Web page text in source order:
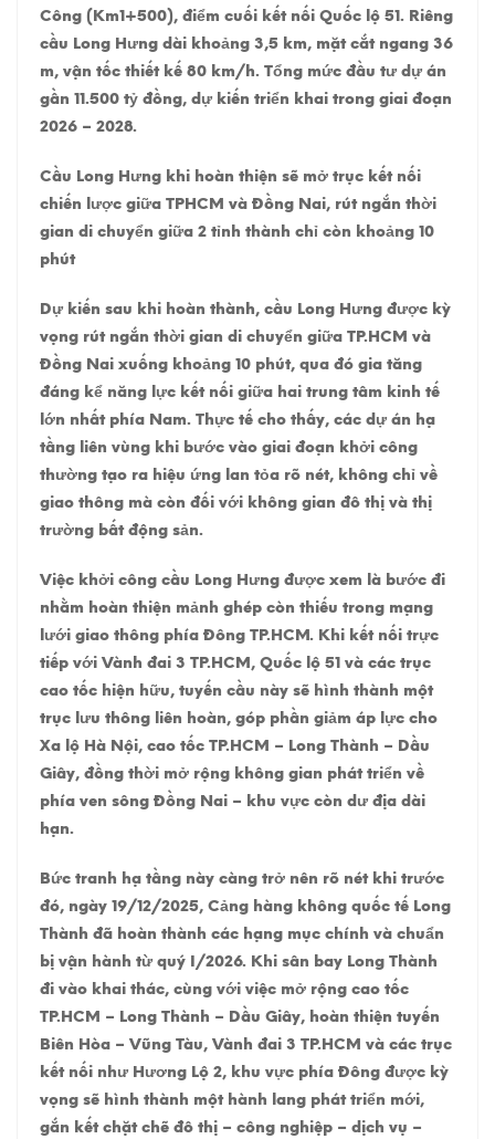
Công (Km1+500), điểm cuối kết nối Quốc lộ 51. Riêng
cầu Long Hưng dài khoảng 3,5 km, mặt cắt ngang 36
m, vận tốc thiết kế 80 km/h. Tổng mức đầu tư dự án
gần 11.500 tỷ đồng, dự kiến triển khai trong giai đoạn
2026 – 2028.
Cầu Long Hưng khi hoàn thiện sẽ mở trục kết nối
chiến lược giữa TPHCM và Đồng Nai, rút ngắn thời
gian di chuyển giữa 2 tỉnh thành chỉ còn khoảng 10
phút
Dự kiến sau khi hoàn thành, cầu Long Hưng được kỳ
vọng rút ngắn thời gian di chuyển giữa TP.HCM và
Đồng Nai xuống khoảng 10 phút, qua đó gia tăng
đáng kể năng lực kết nối giữa hai trung tâm kinh tế
lớn nhất phía Nam. Thực tế cho thấy, các dự án hạ
tầng liên vùng khi bước vào giai đoạn khởi công
thường tạo ra hiệu ứng lan tỏa rõ nét, không chỉ về
giao thông mà còn đối với không gian đô thị và thị
trường bất động sản.
Việc khởi công cầu Long Hưng được xem là bước đi
nhằm hoàn thiện mảnh ghép còn thiếu trong mạng
lưới giao thông phía Đông TP.HCM. Khi kết nối trực
tiếp với Vành đai 3 TP.HCM, Quốc lộ 51 và các trục
cao tốc hiện hữu, tuyến cầu này sẽ hình thành một
trục lưu thông liên hoàn, góp phần giảm áp lực cho
Xa lộ Hà Nội, cao tốc TP.HCM – Long Thành – Dầu
Giây, đồng thời mở rộng không gian phát triển về
phía ven sông Đồng Nai – khu vực còn dư địa dài
hạn.
Bức tranh hạ tầng này càng trở nên rõ nét khi trước
đó, ngày 19/12/2025, Cảng hàng không quốc tế Long
Thành đã hoàn thành các hạng mục chính và chuẩn
bị vận hành từ quý I/2026. Khi sân bay Long Thành
đi vào khai thác, cùng với việc mở rộng cao tốc
TP.HCM – Long Thành – Dầu Giây, hoàn thiện tuyến
Biên Hòa – Vũng Tàu, Vành đai 3 TP.HCM và các trục
kết nối như Hương Lộ 2, khu vực phía Đông được kỳ
vọng sẽ hình thành một hành lang phát triển mới,
gắn kết chặt chẽ đô thị – công nghiệp – dịch vụ –